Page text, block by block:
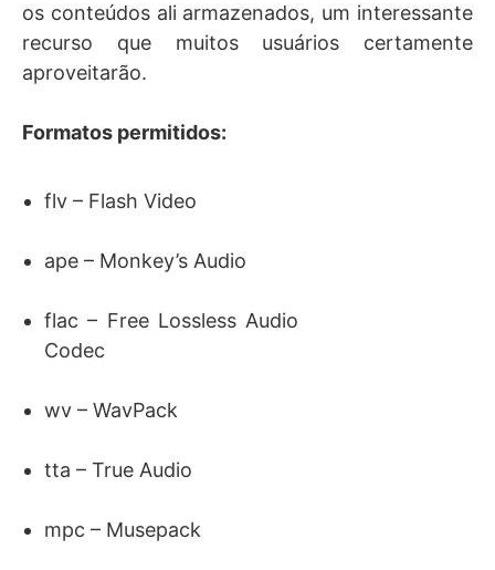
os conteúdos ali armazenados, um interessante
recurso que muitos usuários certamente
aproveitarão.
Formatos permitidos:
flv – Flash Video
ape – Monkey’s Audio
flac – Free Lossless Audio
Codec
wv – WavPack
tta – True Audio
mpc – Musepack